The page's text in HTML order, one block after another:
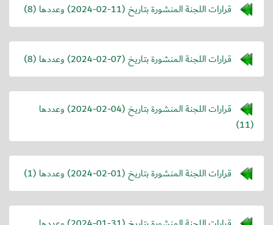
قرارات اللجنة المنشورة بتاريخ (2024-02-11) وعددها (8)
قرارات اللجنة المنشورة بتاريخ (2024-02-07) وعددها (8)
قرارات اللجنة المنشورة بتاريخ (2024-02-04) وعددها
(11)
قرارات اللجنة المنشورة بتاريخ (2024-02-01) وعددها (1)